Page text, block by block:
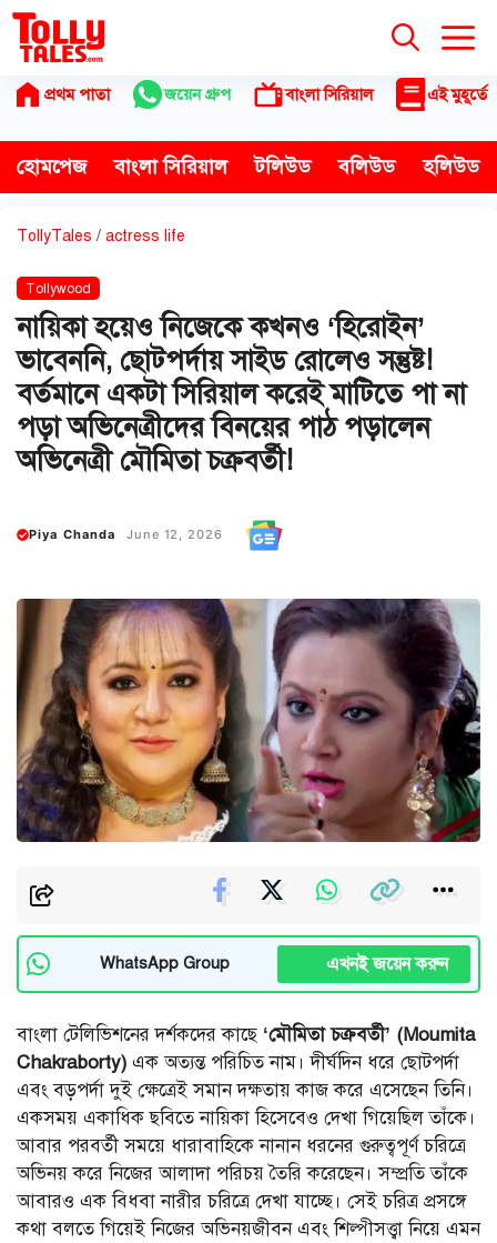
Skip
content
প্রথম পাতা জয়েন গ্রুপ বাংলা সিরিয়াল এই মুহূর্তে
হোমপেজ বাংলা সিরিয়াল টলিউড বলিউড হলিউড
TollyTales / actress life
Tollywood
নায়িকা হয়েও নিজেকে কখনও ‘হিরোইন’
ভাবেননি, ছোটপর্দায় সাইড রোলেও সন্তুষ্ট!
বর্তমানে একটা সিরিয়াল করেই মাটিতে পা না
পড়া অভিনেত্রীদের বিনয়ের পাঠ পড়ালেন
অভিনেত্রী মৌমিতা চক্রবর্তী!
Piya Chanda June 12, 2026
WhatsApp Group এখনই জয়েন করুন
বাংলা টেলিভিশনের দর্শকদের কাছে ‘মৌমিতা চক্রবর্তী’ (Moumita
Chakraborty) এক অত্যন্ত পরিচিত নাম। দীর্ঘদিন ধরে ছোটপর্দা
এবং বড়পর্দা দুই ক্ষেত্রেই সমান দক্ষতায় কাজ করে এসেছেন তিনি।
একসময় একাধিক ছবিতে নায়িকা হিসেবেও দেখা গিয়েছিল তাঁকে।
আবার পরবর্তী সময়ে ধারাবাহিকে নানান ধরনের গুরুত্বপূর্ণ চরিত্রে
অভিনয় করে নিজের আলাদা পরিচয় তৈরি করেছেন। সম্প্রতি তাঁকে
আবারও এক বিধবা নারীর চরিত্রে দেখা যাচ্ছে। সেই চরিত্র প্রসঙ্গে
কথা বলতে গিয়েই নিজের অভিনয়জীবন এবং শিল্পীসত্ত্বা নিয়ে এমন